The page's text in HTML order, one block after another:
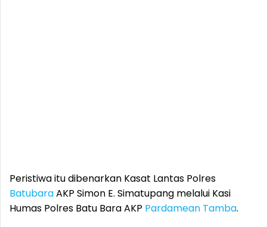
Peristiwa itu dibenarkan Kasat Lantas Polres
BatubaraAKP Simon E. Simatupang melalui Kasi
Humas Polres Batu Bara AKP Pardamean Tamba.